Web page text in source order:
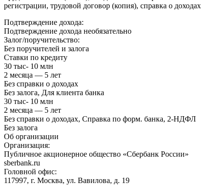
регистрации, трудовой договор (копия), справка о доходах
Подтверждение дохода:
Подтверждение дохода необязательно
Залог/поручительство:
Без поручителей и залога
Ставки по кредиту
30 тыс- 10 млн
2 месяца — 5 лет
Без справки о доходах
Без залога, Для клиента банка
30 тыс- 10 млн
2 месяца — 5 лет
Без справки о доходах, Справка по форм. банка, 2-НДФЛ
Без залога
Об организации
Организация:
Публичное акционерное общество «Сбербанк России»
sberbank.ru
Головной офис:
117997, г. Москва, ул. Вавилова, д. 19